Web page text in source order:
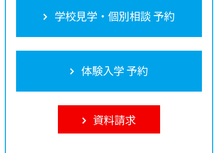
学校見学・個別相談 予約
体験入学 予約
資料請求